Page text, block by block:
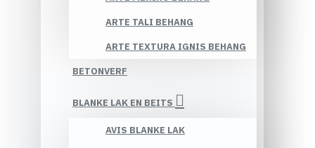
ARTE TALI BEHANG
ARTE TEXTURA IGNIS BEHANG
BETONVERF
BLANKE LAK EN BEITS
AVIS BLANKE LAK